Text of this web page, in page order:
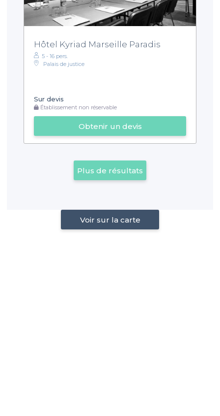
Hôtel Kyriad Marseille Paradis
5 - 16 pers.
Palais de justice
Sur devis
Établissement non réservable
Obtenir un devis
Plus de résultats
Voir sur la carte